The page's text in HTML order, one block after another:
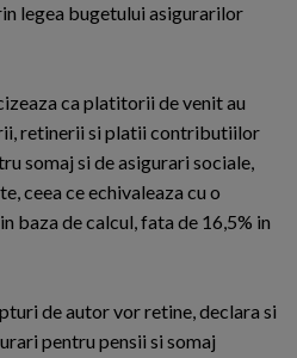
legea bugetului asigurarilor
ca platitorii de venit au
retinerii si platii contributiilor
somaj si de asigurari sociale,
ceea ce echivaleaza cu o
baza de calcul, fata de 16,5% in
de autor vor retine, declara si
pentru pensii si somaj